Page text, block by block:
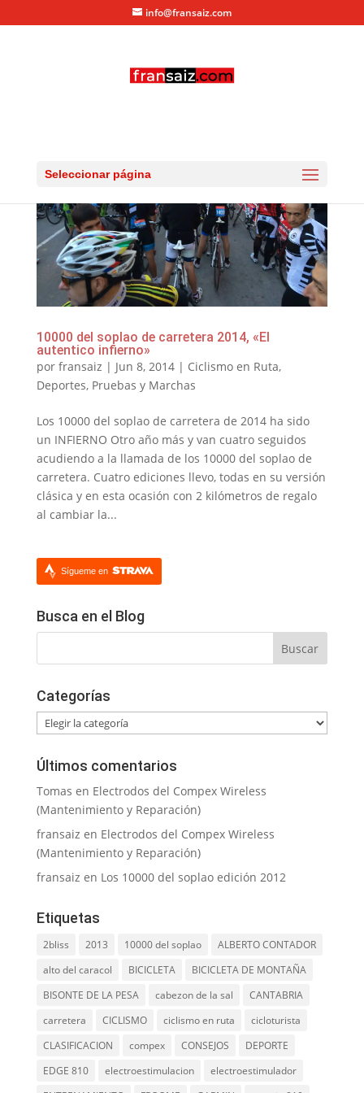
info@fransaiz.com
Seleccionar página
10000 del soplao de carretera 2014, «El
autentico infierno»
por fransaiz | Jun 8, 2014| Ciclismo en Ruta,
Deportes, Pruebas y Marchas
Los 10000 del soplao de carretera de 2014 ha sido
un INFIERNO Otro año más y van cuatro seguidos
acudiendo a la llamada de los 10000 del soplao de
carretera. Cuatro ediciones llevo, todas en su versión
clásica y en esta ocasión con 2 kilómetros de regalo
al cambiar la...
Sígueme en
Busca en el Blog
Categorías
Categorías
Últimos comentarios
Tomas en Electrodos del Compex Wireless
(Mantenimiento y Reparación)
fransaiz en Electrodos del Compex Wireless
(Mantenimiento y Reparación)
fransaiz en Los 10000 del soplao edición 2012
Etiquetas
2bliss 2013 10000 del soplao
ALBERTO CONTADOR
alto del caracol
BICICLETA
BICICLETA DE MONTAÑA
BISONTE DE LA PESA
cabezon de la sal
CANTABRIA
carretera
CICLISMO ciclismo en ruta
cicloturista
CLASIFICACION
compex CONSEJOS
DEPORTE
EDGE 810
electroestimulacion
electroestimulador